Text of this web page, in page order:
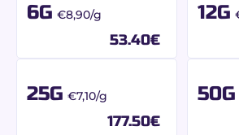
6G €8,90/g
53.40€
12G
25G €7,10/g
177.50€
50G